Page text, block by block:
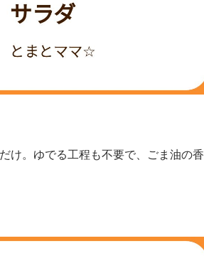
け。ゆでる工程も不要で、ごま油の香